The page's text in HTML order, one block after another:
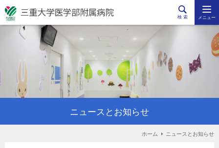
検 索 メニュー
ニュースとお知らせ
ホーム ニュースとお知らせ